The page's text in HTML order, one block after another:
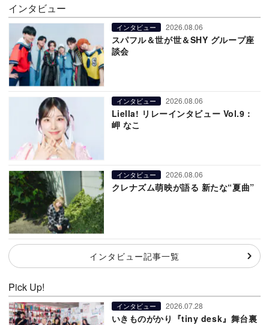
インタビュー
インタビュー 2026.08.06
スパフル＆世が世＆SHY グループ座
談会
インタビュー 2026.08.06
Liella! リレーインタビュー Vol.9：
岬 なこ
インタビュー 2026.08.06
クレナズム萌映が語る 新たな“夏曲”
インタビュー記事一覧
Pick Up!
インタビュー 2026.07.28
いきものがかり『tiny desk』舞台裏